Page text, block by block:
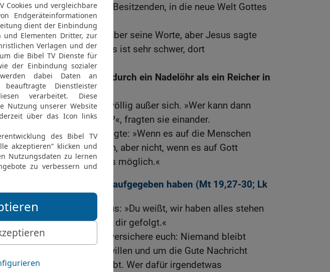
schwer haben es doch die Besitzenden, in die neue Welt Gottes
zu kommen!«
24 Die Jünger erschraken über seine Worte, aber Jesus sagte
noch einmal: »Ja, Kinder, es ist sehr schwer, dort
hineinzukommen!
25 Eher kommt ein Kamel durch ein Nadelöhr als ein Reicher in
Gottes neue Welt.«
26 Da gerieten die Jünger völlig außer sich. »Wer kann dann
überhaupt gerettet werden?«, fragten sie einander.
Jesus sah sie an und sagte: »Wenn es auf die Menschen
ankommt, ist es unmöglich, aber nicht, wenn es auf Gott
ankommt. Für Gott ist alles möglich.«
Der Lohn für die, die alles aufgegeben haben (Mt 19,27-30; Lk
18,28-30)
28 Da sagte Petrus zu Jesus: »Du weißt, wir haben alles stehen
und liegen lassen und sind dir gefolgt.«
29 Jesus antwortete: »Ich versichere euch: Niemand bleibt
unbelohnt, der um meinetwillen und um die Gute Nachricht
weiterzusagen etwas aufgibt. Wer dafür irgendetwas